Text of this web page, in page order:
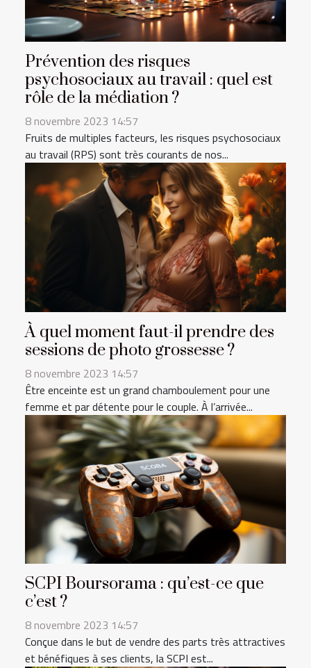
Prévention des risques
psychosociaux au travail : quel est
rôle de la médiation ?
8 novembre 2023 14:57
Fruits de multiples facteurs, les risques psychosociaux
au travail (RPS) sont très courants de nos...
À quel moment faut-il prendre des
sessions de photo grossesse ?
8 novembre 2023 14:57
Être enceinte est un grand chamboulement pour une
femme et par détente pour le couple. À l’arrivée...
SCPI Boursorama : qu’est-ce que
c’est ?
8 novembre 2023 14:57
Conçue dans le but de vendre des parts très attractives
et bénéfiques à ses clients, la SCPI est...